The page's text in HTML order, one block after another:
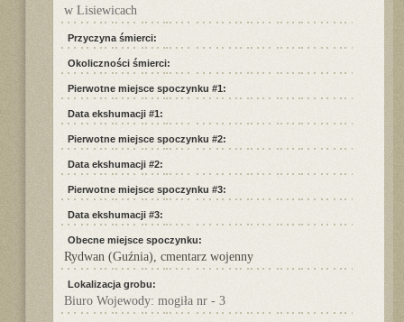
w Lisiewicach
Przyczyna śmierci:
Okoliczności śmierci:
Pierwotne miejsce spoczynku #1:
Data ekshumacji #1:
Pierwotne miejsce spoczynku #2:
Data ekshumacji #2:
Pierwotne miejsce spoczynku #3:
Data ekshumacji #3:
Obecne miejsce spoczynku:
Rydwan (Guźnia), cmentarz wojenny
Lokalizacja grobu:
Biuro Wojewody: mogiła nr - 3